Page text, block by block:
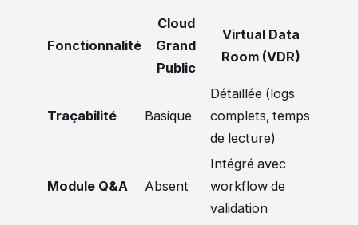
Fonctionnalité
Cloud
Grand
Public
Virtual Data
Room (VDR)
Traçabilité Basique
Détaillée (logs
complets, temps
de lecture)
Module Q&A Absent
Intégré avec
workflow de
validation